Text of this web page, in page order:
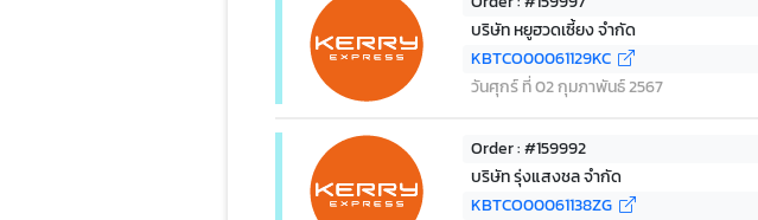
บริษัท หยูฮวดเซี้ยง จำกัด
KBTCO00061129KC
วันศุกร์ ที่ 02 กุมภาพันธ์ 2567
Order : #159992
บริษัท รุ่งแสงชล จำกัด
KBTCO00061138ZG